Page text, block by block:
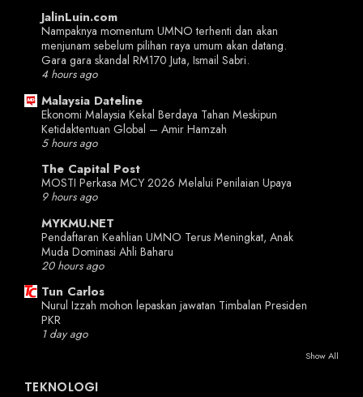
JalinLuin.com
Nampaknya momentum UMNO terhenti dan akan
menjunam sebelum pilihan raya umum akan datang.
Gara gara skandal RM170 Juta, Ismail Sabri.
4 hours ago
Malaysia Dateline
Ekonomi Malaysia Kekal Berdaya Tahan Meskipun
Ketidaktentuan Global – Amir Hamzah
5 hours ago
The Capital Post
MOSTI Perkasa MCY 2026 Melalui Penilaian Upaya
9 hours ago
MYKMU.NET
Pendaftaran Keahlian UMNO Terus Meningkat, Anak
Muda Dominasi Ahli Baharu
20 hours ago
Tun Carlos
Nurul Izzah mohon lepaskan jawatan Timbalan Presiden
PKR
1 day ago
Show All
TEKNOLOGI